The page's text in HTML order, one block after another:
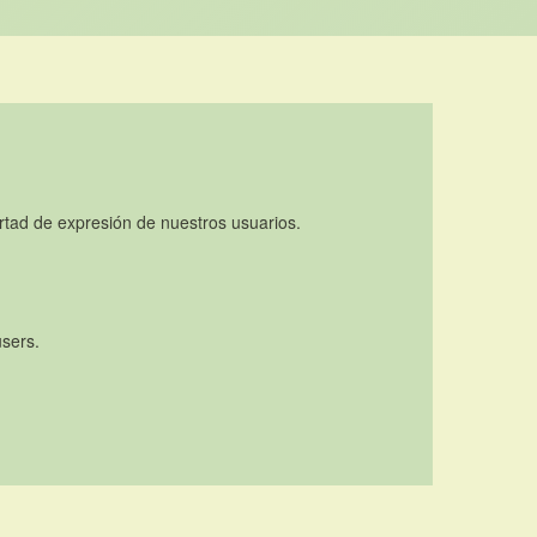
de expresión de nuestros usuarios.